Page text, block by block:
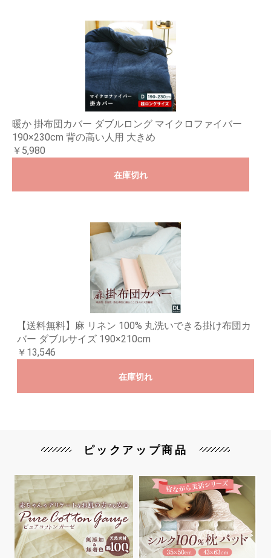
暖か 掛布団カバー ダブルロング マイクロファイバー
190×230cm 背の高い人用 大きめ
￥5,980
在庫切れ
【送料無料】麻 リネン 100% 丸洗いできる掛け布団カ
バー ダブルサイズ 190×210cm
￥13,546
在庫切れ
ピックアップ商品